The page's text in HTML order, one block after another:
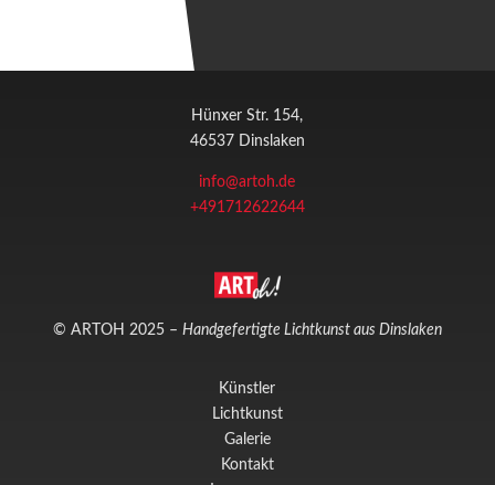
Hünxer Str. 154,
46537 Dinslaken
info@artoh.de
+491712622644
© ARTOH 2025 – Handgefertigte Lichtkunst aus Dinslaken
Künstler
Lichtkunst
Galerie
Kontakt